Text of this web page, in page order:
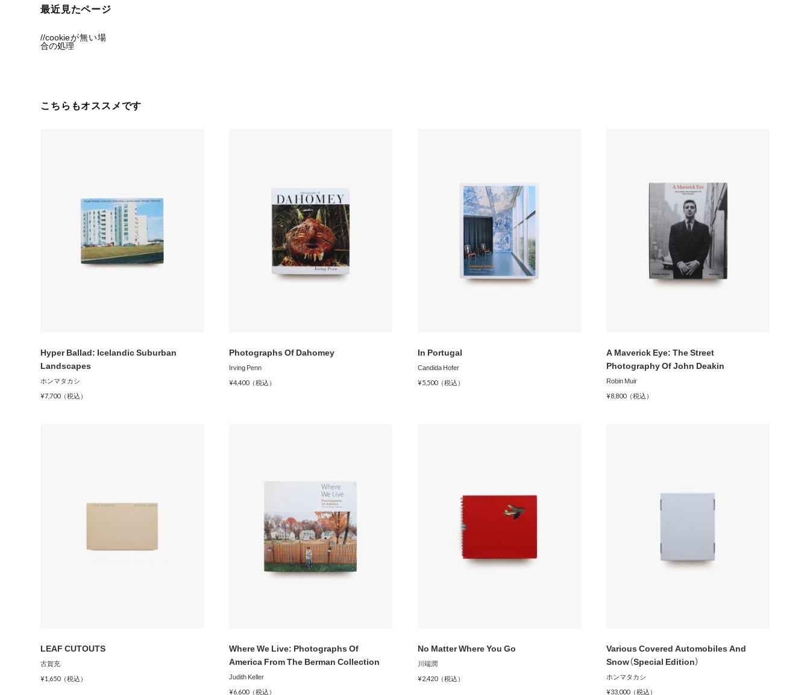
最近見たページ
//cookieが無い場
合の処理
こちらもオススメです
Hyper Ballad: Icelandic Suburban
Landscapes
ホンマタカシ
¥7,700（税込）
Photographs Of Dahomey
Irving Penn
¥4,400（税込）
In Portugal
Candida Hofer
¥5,500（税込）
A Maverick Eye: The Street
Photography Of John Deakin
Robin Muir
¥8,800（税込）
LEAF CUTOUTS
古賀充
¥1,650（税込）
Where We Live: Photographs Of
America From The Berman Collection
Judith Keller
¥6,600（税込）
No Matter Where You Go
川端潤
¥2,420（税込）
Various Covered Automobiles And
Snow（Special Edition）
ホンマタカシ
¥33,000（税込）